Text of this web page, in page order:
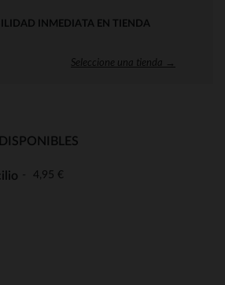
INMEDIATA EN TIENDA
Seleccione una tienda →
4,95 €